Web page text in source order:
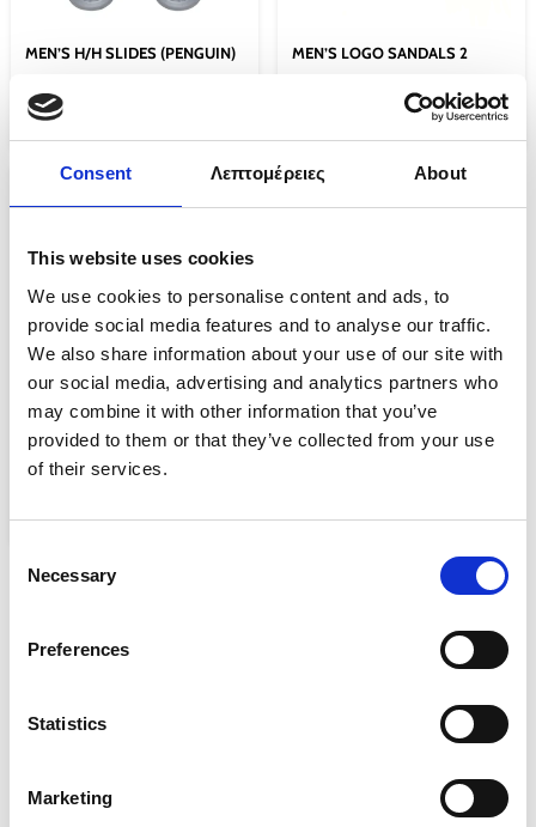
Consent Λεπτομέρειες About
This website uses cookies
We use cookies to personalise content and ads, to
provide social media features and to analyse our traffic.
We also share information about your use of our site with
our social media, advertising and analytics partners who
may combine it with other information that you’ve
provided to them or that they’ve collected from your use
of their services.
Selection
Necessary
Preferences
Statistics
Marketing
MEN’S H/H SLIDES (PENGUIN)
Επιλογή
MEN’S LOGO SANDALS 2
MEN’S SEASAND 2 LEATHER
SANDALS
€52.00 €26.00
Επιλογή
Όλες οι παραγγελίες θα παραδίδονται εντός 2-3 εργάσιμων ημερών.